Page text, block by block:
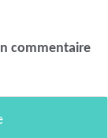
commentaire